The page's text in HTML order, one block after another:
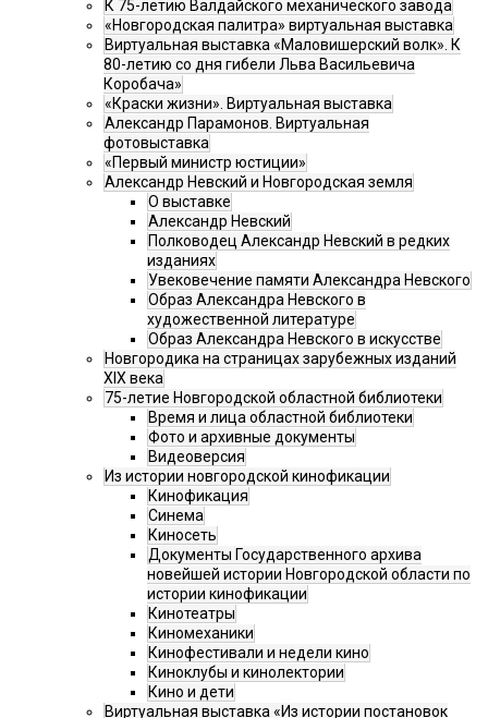
К 75-летию Валдайского механического завода
«Новгородская палитра» виртуальная выставка
Виртуальная выставка «Маловишерский волк». К
80-летию со дня гибели Льва Васильевича
Коробача»
«Краски жизни». Виртуальная выставка
Александр Парамонов. Виртуальная
фотовыставка
«Первый министр юстиции»
Александр Невский и Новгородская земля
О выставке
Александр Невский
Полководец Александр Невский в редких
изданиях
Увековечение памяти Александра Невского
Образ Александра Невского в
художественной литературе
Образ Александра Невского в искусстве
Новгородика на страницах зарубежных изданий
XIX века
75-летие Новгородской областной библиотеки
Время и лица областной библиотеки
Фото и архивные документы
Видеоверсия
Из истории новгородской кинофикации
Кинофикация
Синема
Киносеть
Документы Государственного архива
новейшей истории Новгородской области по
истории кинофикации
Кинотеатры
Киномеханики
Кинофестивали и недели кино
Киноклубы и кинолектории
Кино и дети
Виртуальная выставка «Из истории постановок